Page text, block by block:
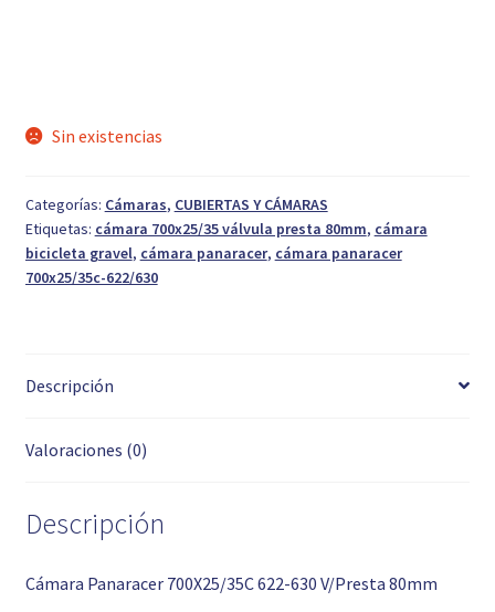
Sin existencias
Categorías: Cámaras, CUBIERTAS Y CÁMARAS
Etiquetas: cámara 700x25/35 válvula presta 80mm, cámara
bicicleta gravel, cámara panaracer, cámara panaracer
700x25/35c-622/630
Descripción
Valoraciones (0)
Descripción
Cámara Panaracer 700X25/35C 622-630 V/Presta 80mm